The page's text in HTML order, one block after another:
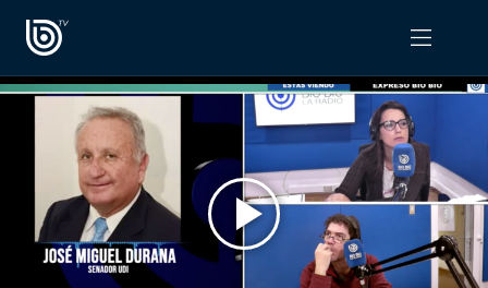
PROGRAMAS
Radiograma
Expreso Bío Bío
Podría Ser Peor
OPINIÓN
PODCAST RADIOGRAMA